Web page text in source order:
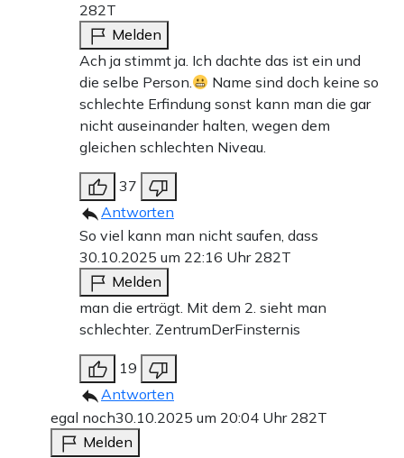
282T
Melden
Ach ja stimmt ja. Ich dachte das ist ein und
die selbe Person.
Name sind doch keine so
schlechte Erfindung sonst kann man die gar
nicht auseinander halten, wegen dem
gleichen schlechten Niveau.
37
Antworten
So viel kann man nicht saufen, dass
30.10.2025 um 22:16 Uhr 282T
Melden
man die erträgt. Mit dem 2. sieht man
schlechter. ZentrumDerFinsternis
19
Antworten
egal noch30.10.2025 um 20:04 Uhr 282T
Melden